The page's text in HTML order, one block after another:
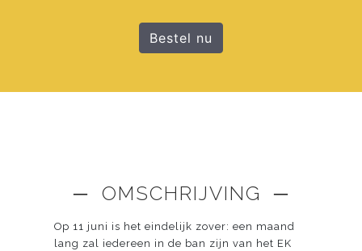
Bestel nu
─ OMSCHRIJVING ─
Op 11 juni is het eindelijk zover: een maand
lang zal iedereen in de ban zijn van het EK